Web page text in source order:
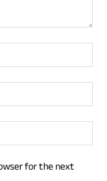
for the next